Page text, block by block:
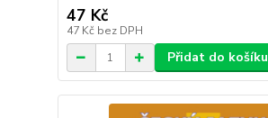
47 Kč
47 Kč bez DPH
Přidat do košíku